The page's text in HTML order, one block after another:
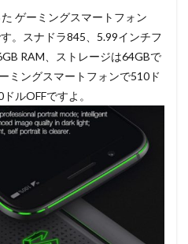
ゲーミングスマートフォン
。スナドラ845、5.99インチフ
RAM、ストレージは64GBで
ミングスマートフォンで510ド
ルOFFですよ。